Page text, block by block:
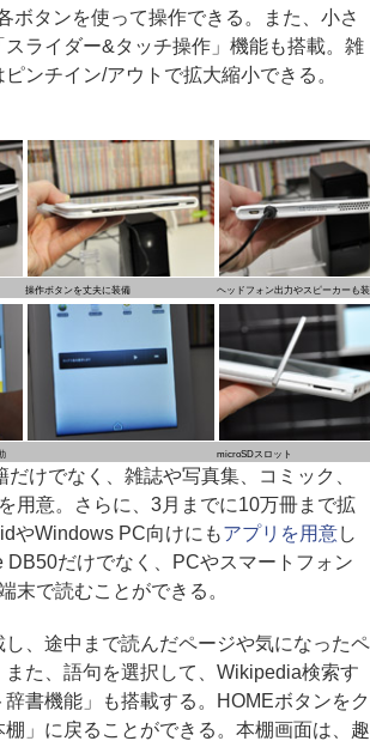
ボタンを使って操作できる。また、小さ
ライダー&タッチ操作」機能も搭載。雑
ンチイン/アウトで拡大縮小できる。
操作ボタンを丈夫に装備 ヘッドフォン出力やスピーカーも
microSDスロット
けでなく、雑誌や写真集、コミック、
用意。さらに、3月までに10万冊まで拡
やWindows PC向けにもアプリを用意し
DB50だけでなく、PCやスマートフォン
末で読むことができる。
、途中まで読んだページや気になったペ
た、語句を選択して、Wikipedia検索す
書機能」も搭載する。HOMEボタンをク
棚」に戻ることができる。本棚画面は、趣